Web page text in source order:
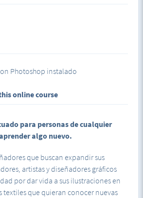
Photoshop instalado
online course
para personas de cualquier
algo nuevo.
que buscan expandir sus
artistas y diseñadores gráficos
por dar vida a sus ilustraciones en
textiles que quieran conocer nuevas